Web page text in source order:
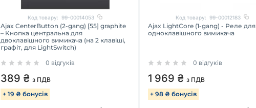
Код товару: 99-00014053
Ajax CenterButton (2-gang) [55] graphite
– Кнопка центральна для
двоклавішного вимикача (на 2 клавіші,
графіт, для LightSwitch)
0 відгуків
389 ₴ з ПДВ
+ 19 ₴ бонусів
Код товару: 99-00012183
Ajax LightCore (1-gang) - Реле для
одноклавішного вимикача
0 відгуків
1 969 ₴ з ПДВ
+ 98 ₴ бонусів